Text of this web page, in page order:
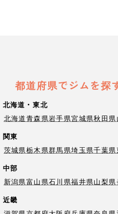
都道府県でジムを探
北海道・東北
北海道青森県岩手県宮城県秋田県
関東
茨城県栃木県群馬県埼玉県千葉県
中部
新潟県富山県石川県福井県山梨県
近畿